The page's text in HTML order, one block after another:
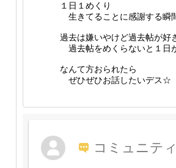
１日１めくり
生きてることに感謝する瞬
過去は嫌いやけど過去帖が好
過去帖をめくらないと１日
なんて方おられたら
ぜひぜひお話したいデス☆
コミュニテ